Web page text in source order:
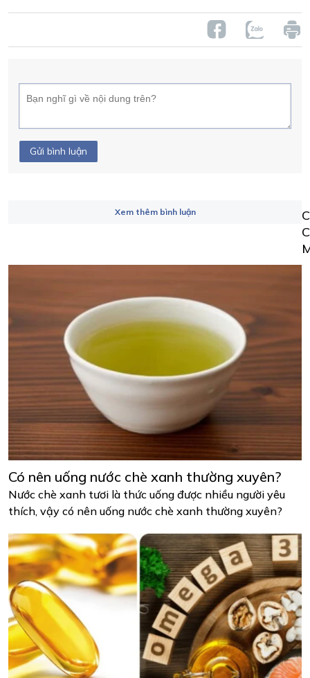
Gửi bình luận
Xem thêm bình luận
Có nên uống nước chè xanh thường xuyên?
Nước chè xanh tươi là thức uống được nhiều người yêu
thích, vậy có nên uống nước chè xanh thường xuyên?